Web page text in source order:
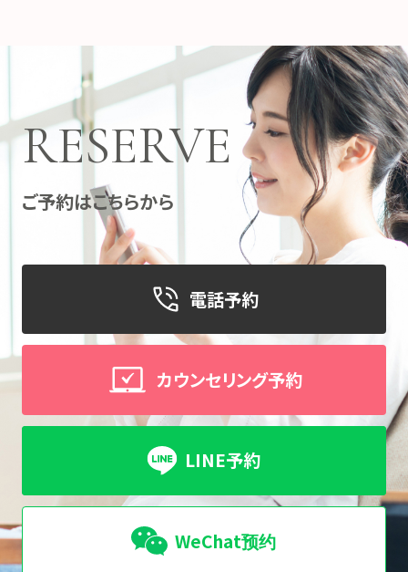
RESERVE
ご予約はこちらから
電話予約
カウンセリング予約
LINE予約
WeChat预约